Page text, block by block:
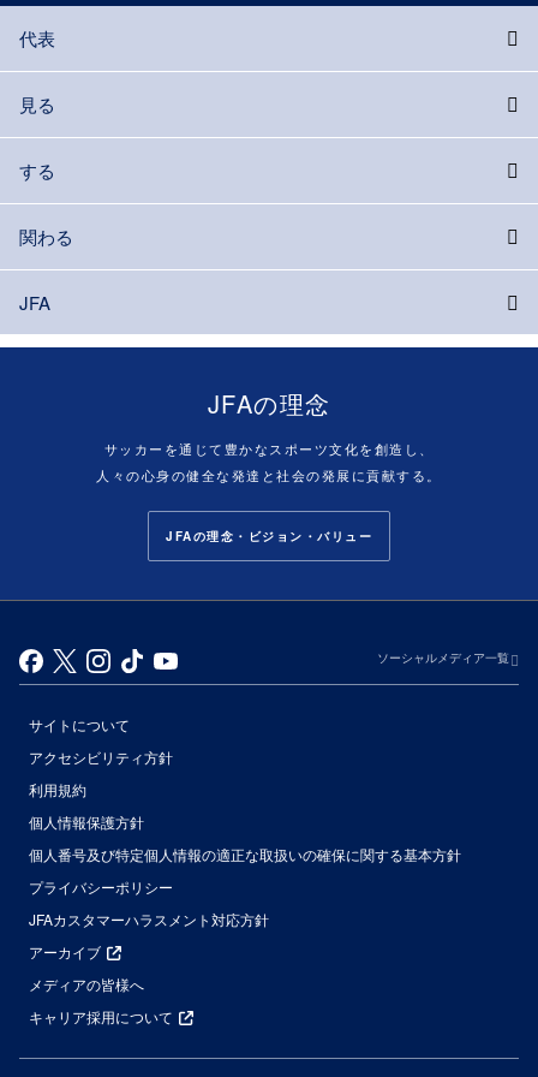
代表
見る
する
関わる
JFA
JFAの理念
サッカーを通じて豊かなスポーツ文化を創造し、
人々の心身の健全な発達と社会の発展に貢献する。
JFAの理念・ビジョン・バリュー
ソーシャルメディア一覧
サイトについて
アクセシビリティ方針
利用規約
個人情報保護方針
個人番号及び特定個人情報の適正な取扱いの確保に関する基本方針
プライバシーポリシー
JFAカスタマーハラスメント対応方針
アーカイブ
メディアの皆様へ
キャリア採用について